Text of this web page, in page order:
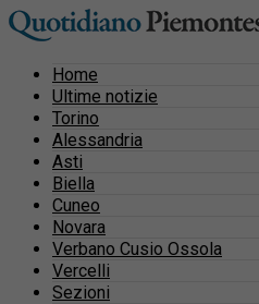
Home
Ultime notizie
Torino
Alessandria
Asti
Biella
Cuneo
Novara
Verbano Cusio Ossola
Vercelli
Sezioni